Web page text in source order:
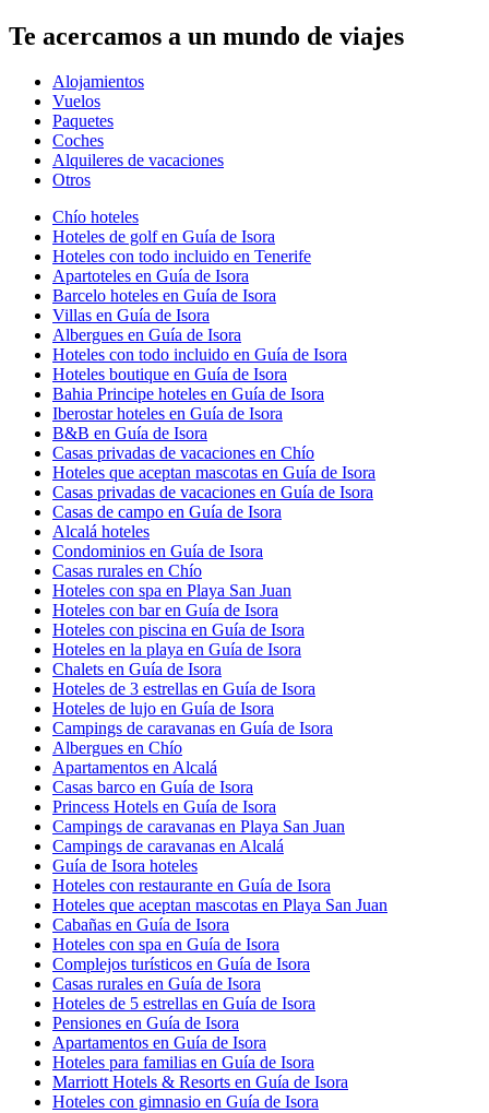
Te acercamos a un mundo de viajes
Alojamientos
Vuelos
Paquetes
Coches
Alquileres de vacaciones
Otros
Chío hoteles
Hoteles de golf en Guía de Isora
Hoteles con todo incluido en Tenerife
Apartoteles en Guía de Isora
Barcelo hoteles en Guía de Isora
Villas en Guía de Isora
Albergues en Guía de Isora
Hoteles con todo incluido en Guía de Isora
Hoteles boutique en Guía de Isora
Bahia Principe hoteles en Guía de Isora
Iberostar hoteles en Guía de Isora
B&B en Guía de Isora
Casas privadas de vacaciones en Chío
Hoteles que aceptan mascotas en Guía de Isora
Casas privadas de vacaciones en Guía de Isora
Casas de campo en Guía de Isora
Alcalá hoteles
Condominios en Guía de Isora
Casas rurales en Chío
Hoteles con spa en Playa San Juan
Hoteles con bar en Guía de Isora
Hoteles con piscina en Guía de Isora
Hoteles en la playa en Guía de Isora
Chalets en Guía de Isora
Hoteles de 3 estrellas en Guía de Isora
Hoteles de lujo en Guía de Isora
Campings de caravanas en Guía de Isora
Albergues en Chío
Apartamentos en Alcalá
Casas barco en Guía de Isora
Princess Hotels en Guía de Isora
Campings de caravanas en Playa San Juan
Campings de caravanas en Alcalá
Guía de Isora hoteles
Hoteles con restaurante en Guía de Isora
Hoteles que aceptan mascotas en Playa San Juan
Cabañas en Guía de Isora
Hoteles con spa en Guía de Isora
Complejos turísticos en Guía de Isora
Casas rurales en Guía de Isora
Hoteles de 5 estrellas en Guía de Isora
Pensiones en Guía de Isora
Apartamentos en Guía de Isora
Hoteles para familias en Guía de Isora
Marriott Hotels & Resorts en Guía de Isora
Hoteles con gimnasio en Guía de Isora